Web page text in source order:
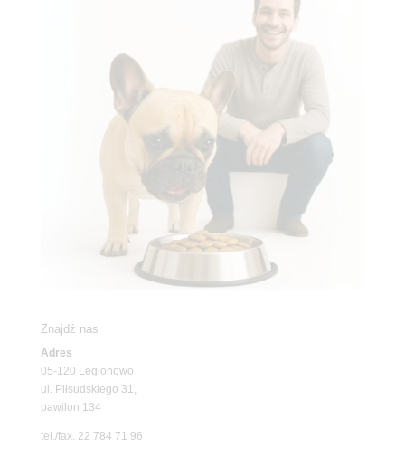
Znajdź nas
Adres
05-120 Legionowo
ul. Piłsudskiego 31,
pawilon 134
tel./fax. 22 784 71 96